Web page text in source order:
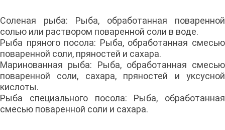
Соленая рыба: Рыба, обработанная поваренной
солью или раствором поваренной соли в воде.
Рыба пряного посола: Рыба, обработанная смесью
поваренной соли, пряностей и сахара.
Маринованная рыба: Рыба, обработанная смесью
поваренной соли, сахара, пряностей и уксусной
кислоты.
Рыба специального посола: Рыба, обработанная
смесью поваренной соли и сахара.